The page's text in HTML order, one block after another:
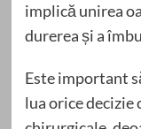
implică unirea
durerea și a
Este important
lua orice